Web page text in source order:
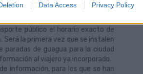
Data Access Privacy Policy
de información dinámicos e
público el horario exacto de
Será la primera vez que se instalen
paradas de guagua para la ciudad
al viajero ya incorporado.
información, para los que se han